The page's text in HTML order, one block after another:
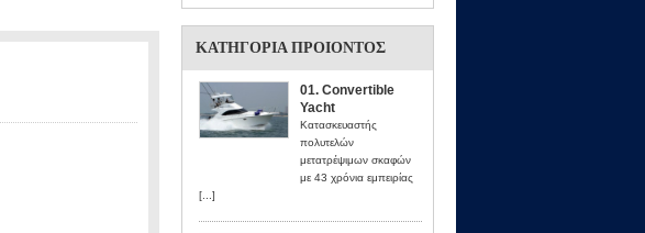
ΚΑΤΗΓΟΡΊΑ ΠΡΟΙΌΝΤΟΣ
01. Convertible
Yacht
Κατασκευαστής
πολυτελών
μετατρέψιμων σκαφών
με 43 χρόνια εμπειρίας
[...]